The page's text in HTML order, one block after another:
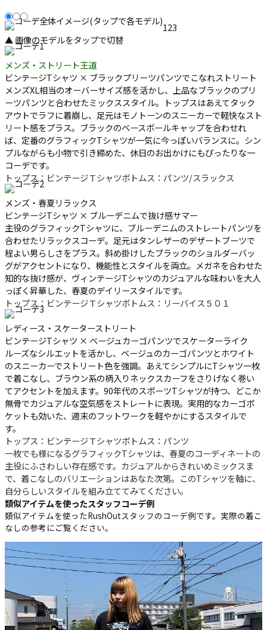
123
▲ 画像のモデルをタップで切替
メンズ・ストリート王道
ビンテージTシャツ × ブラックプリーツパンツでこなれストリート
メンズXL相当のオーバーサイズ感を活かし、上品なブラックのプリ
ーツパンツと合わせたミックススタイル。トップスはあえてタック
アウトでラフに着崩し、足元はモノトーンのスニーカーで軽快なスト
リート感をプラス。ブラックのベースボールキャップを合わせれ
ば、定番のグラフィックTシャツが一気に今っぽいバランスに。シン
プルながらも小物で引き締めた、休日のお出かけにもぴったりな一
コーデです。
トップス：ビンテージＴシャツボトムス：パンツ/スラックス
メンズ・春夏リラックス
ビンテージTシャツ × ブルーデニムで抜け感サマー
主役のグラフィックTシャツに、ブルーデニムのストレートパンツを
合わせたリラックスコーデ。足元はタンレザーのデザートブーツで
程よい男らしさをプラス。斜め掛けしたブラックのショルダーバッ
グがアクセントになり、機能性とスタイルを両立。メガネを合わせた
知的な抜け感が、ヴィンテージTシャツのカジュアルな味わいを大人
っぽく昇華した、春夏のデイリースタイルです。
トップス：ビンテージＴシャツボトムス：リーバイス５０１
レディース・スケーターストリート
ビンテージTシャツ × ベージュカーゴパンツでスケーターライク
ルーズなシルエットを活かし、ベージュのカーゴパンツとホワイト
のスニーカーでストリート色を強調。あえてシンプルにTシャツ一枚
で着こなし、ブラウン系の柄入りネックスカーフをさりげなく巻い
てアクセントを加えます。90年代のスポーツTシャツが持つ、どこか
無骨でカジュアルな空気感をストレートに表現。実用的なカーゴポ
ケットも効いた、週末のフットワークを軽やかにするスタイルで
す。
トップス：ビンテージＴシャツボトムス：パンツ
一枚でも様になるグラフィックTシャツは、春夏のコーディネートの
主役にふさわしい存在感です。カジュアルからきれいめミックスま
で、着こなしのバリエーションはあなた次第。このTシャツを軸に、
自分らしいスタイルを組み立ててみてください。
類似アイテムを使ったスタッフコーデ例
類似アイテムを使ったRushOutスタッフのコーデ例です。実際の着こ
なしの参考にご覧ください。